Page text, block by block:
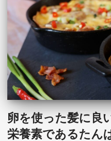
卵を使った髪に良
栄養素であるたん